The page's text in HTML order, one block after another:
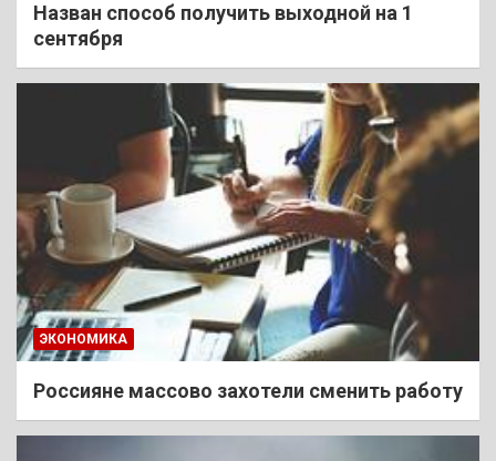
Назван способ получить выходной на 1
сентября
ЭКОНОМИКА
Россияне массово захотели сменить работу